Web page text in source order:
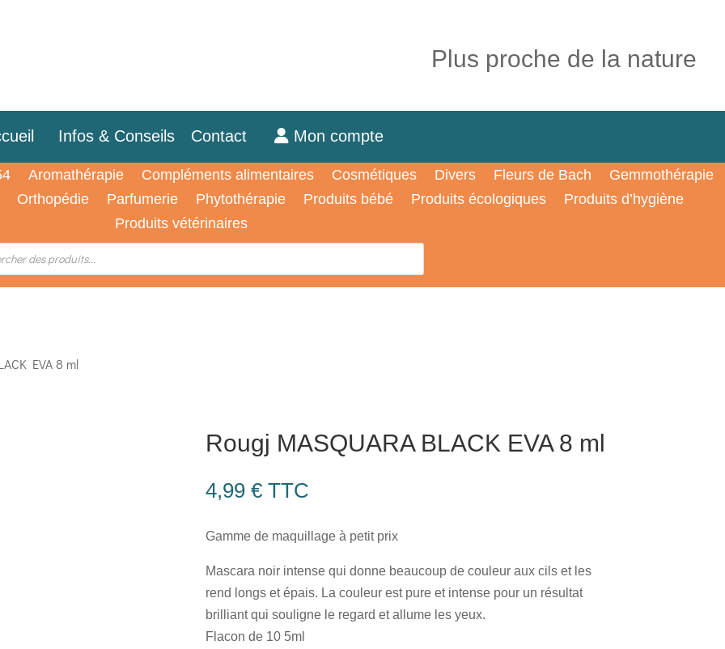
Plus proche de la nature
Infos & Conseils Contact Mon compte
Aromathérapie Compléments alimentaires Cosmétiques Divers Fleurs de Bach
Gemmothérapie
Orthopédie Parfumerie Phytothérapie Produits bébé Produits écologiques
Produits d’hygiène
Produits vétérinaires
EVA 8 ml
Rougj MASQUARA BLACK EVA 8 ml
4,99 € TTC
Gamme de maquillage à petit prix
Mascara noir intense qui donne beaucoup de couleur aux cils et les
rend longs et épais. La couleur est pure et intense pour un résultat
brilliant qui souligne le regard et allume les yeux.
Flacon de 10 5ml